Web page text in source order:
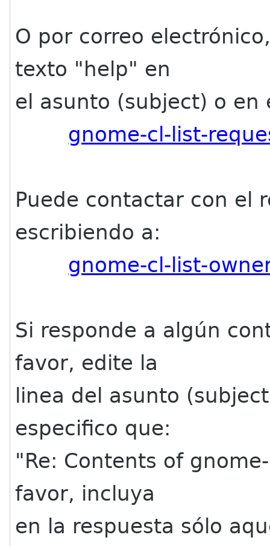
O por correo
texto "help" en
el asunto (subject) o en
gnome-cl-list-
Puede contactar con el
escribiendo a:
gnome-cl-list-
Si responde a algún
favor, edite la
linea del asunto
especifico que:
"Re: Contents of
favor, incluya
en la respuesta sólo